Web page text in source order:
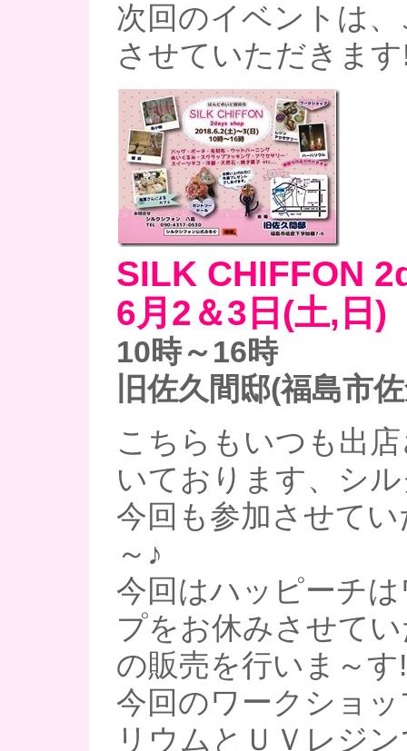
次回のイベントは
させていただきま
SILK CHIFFON
6月2＆3日(土,日)
10時～16時
旧佐久間邸(福島市
こちらもいつも出
いております、シ
今回も参加させて
～♪
今回はハッピーチ
プをお休みさせて
の販売を行いま～す
今回のワークショ
リウムとＵＶレジ